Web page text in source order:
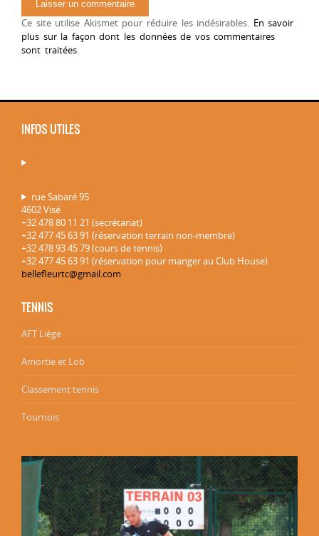
Ce site utilise Akismet pour réduire les indésirables. En savoir
plus sur la façon dont les données de vos commentaires
sont traitées.
INFOS UTILES
rue Sabaré 95
4602 Visé
+32 478 80 11 21 (secrétariat)
+32 477 45 63 91 (réservation terrain non-membre)
+32 478 93 45 79 (cours de tennis)
+32 477 45 63 91 (réservation pour manger au Club House)
bellefleurtc@gmail.com
TENNIS
AFT Liège
Amortie et Lob
Classement tennis
Tournois